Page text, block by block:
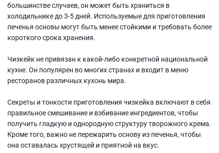
большинстве случаев, он может быть храниться в
холодильнике до 3-5 дней. Используемые для приготовления
печенья основы могут быть менее стойкими и требовать более
короткого срока хранения.
Чизкейк не привязан к какой-либо конкретной национальной
кухне. Он популярен во многих странах и входит в меню
ресторанов различных кухонь мира.
Секреты и тонкости приготовления чизкейка включают в себя
правильное смешивание и взбивание ингредиентов, чтобы
получить гладкую и однородную структуру творожного крема.
Кроме того, важно не пережарить основу из печенья, чтобы
она оставалась хрустящей и приятной на вкус.